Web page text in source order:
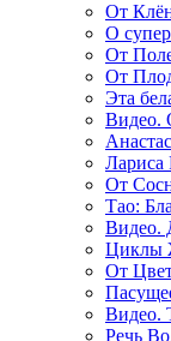
От
О
От
От
Эта
Видео.
Лариса
От
Тао:
Видео.
Циклы
От
Видео.
Речь